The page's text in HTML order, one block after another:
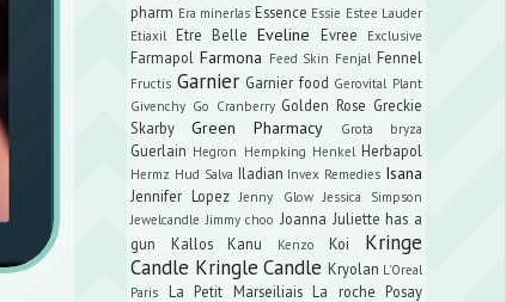
pharm Era minerlas Essence Essie Estee Lauder
Etiaxil
Etre Belle Eveline Evree Exclusive
Farmapol Farmona Feed Skin Fenjal Fennel
Fructis Garnier Garnier food Gerovital Plant
Givenchy Go Cranberry Golden Rose Greckie
Skarby
Green Pharmacy Grota bryza
Guerlain Hegron Hempking Henkel Herbapol
Hermz Hud Salva Iladian Invex Remedies Isana
Jennifer Lopez Jenny Glow Jessica Simpson
Jewelcandle Jimmy choo Joanna Juliette has a
gun
Kallos Kanu Kenzo Koi
Kringe
Candle Kringle Candle Kryolan L'Oreal
Paris
La Petit Marseiliais La roche Posay